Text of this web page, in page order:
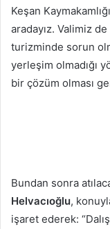
Keşan
aradayız. Valimiz
turizminde sorun
yerleşim olmadığı
bir çözüm olması
Bundan sonra
Helvacıoğlu,
işaret ederek: